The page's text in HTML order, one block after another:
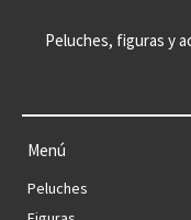
Peluches, figuras y
Menú
Peluches